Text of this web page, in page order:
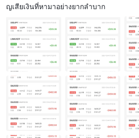
ญเสียเงินที่หามาอย่างยากลำบาก